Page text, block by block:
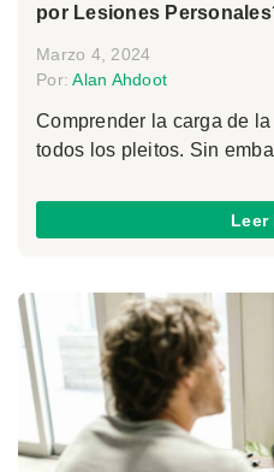
por Lesiones
Marzo 4, 2024
Por:Alan Ahdoot
Comprender la carga de
todos los pleitos. Sin
Leer